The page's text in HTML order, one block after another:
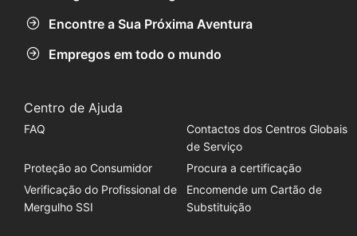
Encontre a Sua Próxima Aventura
Empregos em todo o mundo
Centro de Ajuda
FAQ
Contactos dos Centros Globais
de Serviço
Proteção ao Consumidor
Procura a certificação
Verificação do Profissional de
Mergulho SSI
Encomende um Cartão de
Substituição